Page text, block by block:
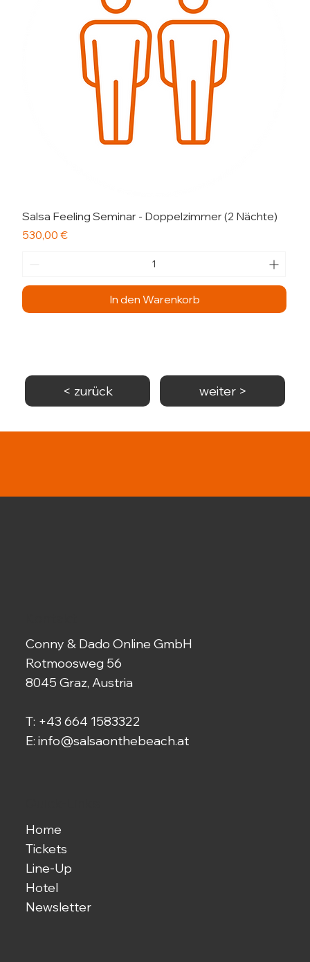
Salsa Feeling Seminar - Doppelzimmer (2 Nächte)
Preis
530,00 €
In den Warenkorb
< zurück weiter >
Home
Tickets
Line-Up
Hotel
Newsletter
Conny & Dado Online GmbH
Rotmoosweg 56
8045 Graz, Austria
T: +43 664 1583322
E: info@salsaonthebeach.at